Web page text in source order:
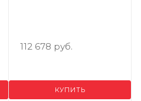
112 678 руб.
КУПИТЬ